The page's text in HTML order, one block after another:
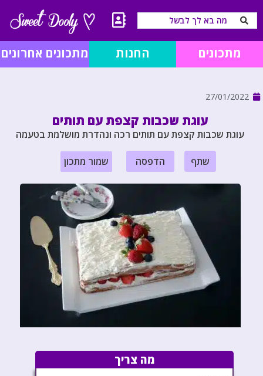
מתכונים החנות מתכונים אחרונים
27/01/2022
עוגת שכבות קצפת עם תותים
עוגת שכבות קצפת עם תותים רכה ונהדרת מושלמת בטעמה
שתף הדפסה שמור מתכון
מה צריך